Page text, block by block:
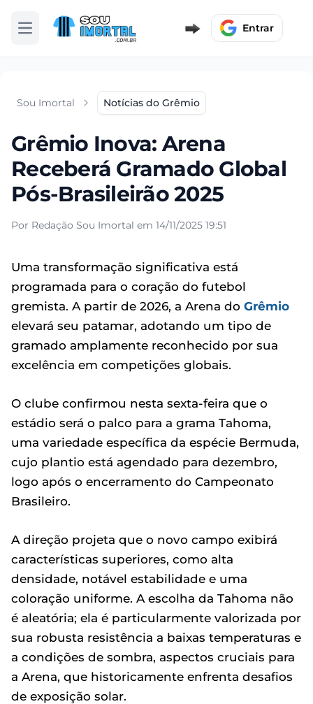
Abrir menu Entrar
Sou Imortal Notícias do Grêmio
Grêmio Inova: Arena
Receberá Gramado Global
Pós-Brasileirão 2025
Por Redação Sou Imortal em 14/11/2025 19:51
Uma transformação significativa está
programada para o coração do futebol
gremista. A partir de 2026, a Arena do Grêmio
elevará seu patamar, adotando um tipo de
gramado amplamente reconhecido por sua
excelência em competições globais.
O clube confirmou nesta sexta-feira que o
estádio será o palco para a grama Tahoma,
uma variedade específica da espécie Bermuda,
cujo plantio está agendado para dezembro,
logo após o encerramento do Campeonato
Brasileiro.
A direção projeta que o novo campo exibirá
características superiores, como alta
densidade, notável estabilidade e uma
coloração uniforme. A escolha da Tahoma não
é aleatória; ela é particularmente valorizada por
sua robusta resistência a baixas temperaturas e
a condições de sombra, aspectos cruciais para
a Arena, que historicamente enfrenta desafios
de exposição solar.